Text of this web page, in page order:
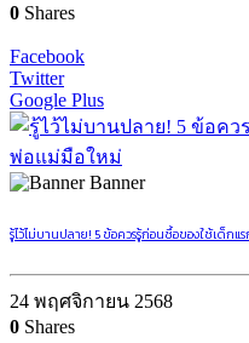
0 Shares
Facebook
Twitter
Google Plus
Banner
รู้ไว้ไม่บานปลาย! 5 ข้อควรรู้ก่อนซื้อของใช้เด็ก
24 พฤศจิกายน 2568
0 Shares